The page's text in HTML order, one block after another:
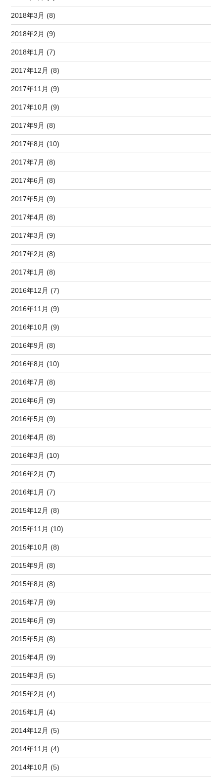
2018年3月 (8)
2018年2月 (9)
2018年1月 (7)
2017年12月 (8)
2017年11月 (9)
2017年10月 (9)
2017年9月 (8)
2017年8月 (10)
2017年7月 (8)
2017年6月 (8)
2017年5月 (9)
2017年4月 (8)
2017年3月 (9)
2017年2月 (8)
2017年1月 (8)
2016年12月 (7)
2016年11月 (9)
2016年10月 (9)
2016年9月 (8)
2016年8月 (10)
2016年7月 (8)
2016年6月 (9)
2016年5月 (9)
2016年4月 (8)
2016年3月 (10)
2016年2月 (7)
2016年1月 (7)
2015年12月 (8)
2015年11月 (10)
2015年10月 (8)
2015年9月 (8)
2015年8月 (8)
2015年7月 (9)
2015年6月 (9)
2015年5月 (8)
2015年4月 (9)
2015年3月 (5)
2015年2月 (4)
2015年1月 (4)
2014年12月 (5)
2014年11月 (4)
2014年10月 (5)